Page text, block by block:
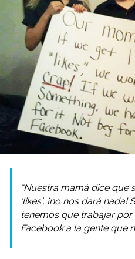
“Nuestra mamá dice que
‘likes’, ¡no nos dará
tenemos que trabajar
Facebook a la gente que